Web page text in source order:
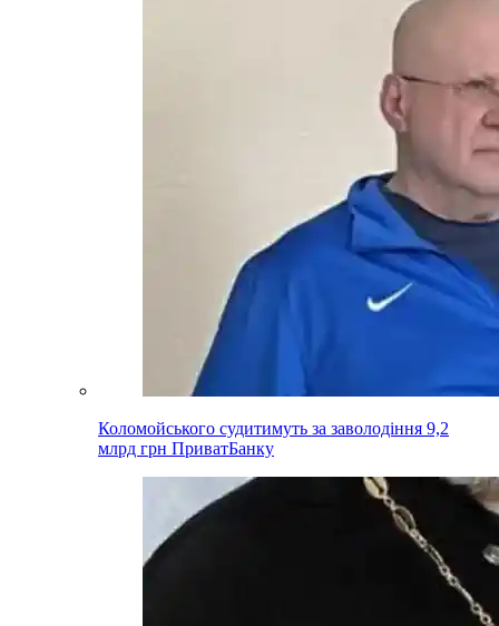
Коломойського судитимуть за заволодіння 9,2
млрд грн ПриватБанку